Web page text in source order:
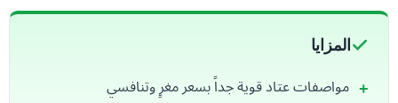
المزايا
مواصفات عتاد قوية جداً بسعر مغرٍ وتنافسي